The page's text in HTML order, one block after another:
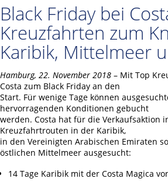
Black Friday bei
Kreuzfahrten zum
Karibik, Mittelmeer
Hamburg, 22. November 2018 – Mit Top
Costa zum Black Friday an den
Start. Für wenige Tage können
hervorragenden Konditionen gebucht
werden. Costa hat für die Verkaufsaktion
Kreuzfahrtrouten in der Karibik,
in den Vereinigten Arabischen Emiraten
östlichen Mittelmeer ausgesucht:
14 Tage Karibik mit der Costa Magica